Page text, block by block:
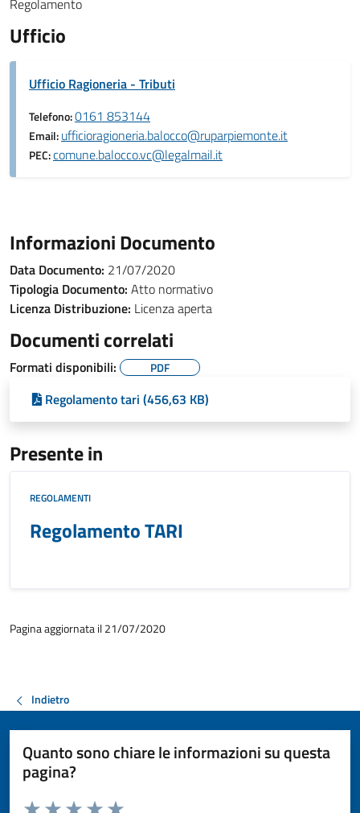
Regolamento
Ufficio
Ufficio Ragioneria - Tributi
Telefono:0161 853144
Email:ufficioragioneria.balocco@ruparpiemonte.it
PEC:comune.balocco.vc@legalmail.it
Informazioni Documento
Data Documento: 21/07/2020
Tipologia Documento: Atto normativo
Licenza Distribuzione: Licenza aperta
Documenti correlati
Formati disponibili: PDF
Regolamento tari (456,63 KB)
Presente in
REGOLAMENTI
Regolamento TARI
Pagina aggiornata il 21/07/2020
Indietro
Quanto sono chiare le informazioni su questa
pagina?
Valuta da 1 a 5 stelle la pagina